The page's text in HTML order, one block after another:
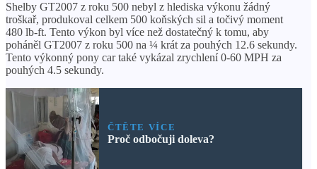
Shelby GT2007 z roku 500 nebyl z hlediska výkonu žádný
troškař, produkoval celkem 500 koňských sil a točivý moment
480 lb-ft. Tento výkon byl více než dostatečný k tomu, aby
poháněl GT2007 z roku 500 na ¼ krát za pouhých 12.6 sekundy.
Tento výkonný pony car také vykázal zrychlení 0-60 MPH za
pouhých 4.5 sekundy.
ČTĚTE VÍCE
Proč odbočuji doleva?